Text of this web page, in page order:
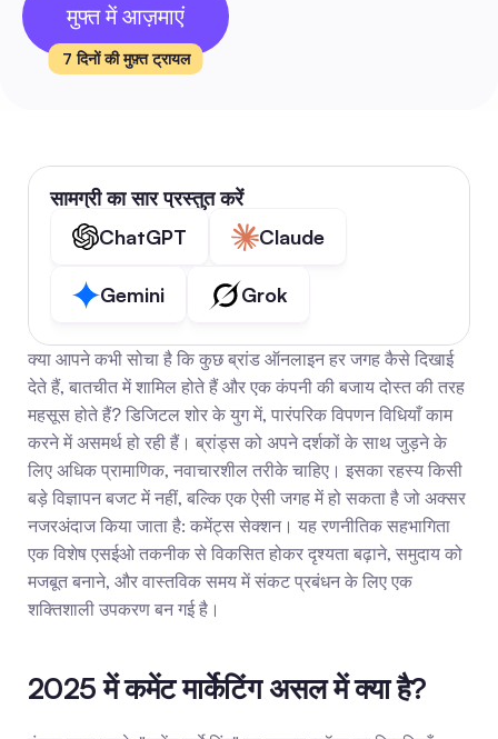
मुफ्त में आज़माएं
7 दिनों की मुफ़्त ट्रायल
सामग्री का सार प्रस्तुत करें
ChatGPT
Claude
Gemini Grok
क्या आपने कभी सोचा है कि कुछ ब्रांड ऑनलाइन हर जगह कैसे दिखाई
देते हैं, बातचीत में शामिल होते हैं और एक कंपनी की बजाय दोस्त की तरह
महसूस होते हैं? डिजिटल शोर के युग में, पारंपरिक विपणन विधियाँ काम
करने में असमर्थ हो रही हैं। ब्रांड्स को अपने दर्शकों के साथ जुड़ने के
लिए अधिक प्रामाणिक, नवाचारशील तरीके चाहिए। इसका रहस्य किसी
बड़े विज्ञापन बजट में नहीं, बल्कि एक ऐसी जगह में हो सकता है जो अक्सर
नजरअंदाज किया जाता है: कमेंट्स सेक्शन। यह रणनीतिक सहभागिता
एक विशेष एसईओ तकनीक से विकसित होकर दृश्यता बढ़ाने, समुदाय को
मजबूत बनाने, और वास्तविक समय में संकट प्रबंधन के लिए एक
शक्तिशाली उपकरण बन गई है।
2025 में कमेंट मार्केटिंग असल में क्या है?